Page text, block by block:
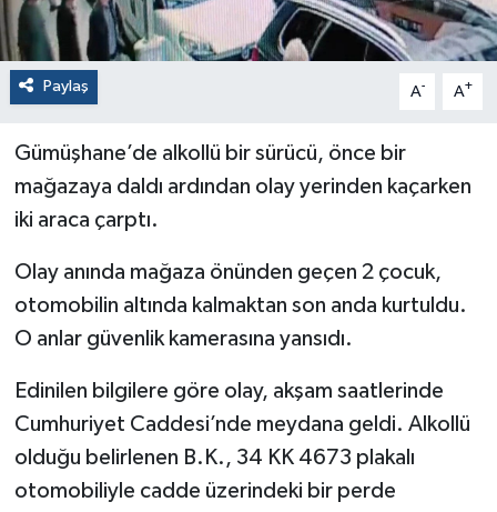
Paylaş A- A+
Gümüşhane’de alkollü bir sürücü, önce bir
mağazaya daldı ardından olay yerinden kaçarken
iki araca çarptı.
Olay anında mağaza önünden geçen 2 çocuk,
otomobilin altında kalmaktan son anda kurtuldu.
O anlar güvenlik kamerasına yansıdı.
Edinilen bilgilere göre olay, akşam saatlerinde
Cumhuriyet Caddesi’nde meydana geldi. Alkollü
olduğu belirlenen B.K., 34 KK 4673 plakalı
otomobiliyle cadde üzerindeki bir perde